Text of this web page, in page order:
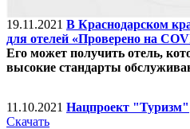
19.11.2021 В Краснодарском
для отелей «Проверено на
Его может получить отель,
высокие стандарты
11.10.2021 Нацпроект "Туризм"
Скачать